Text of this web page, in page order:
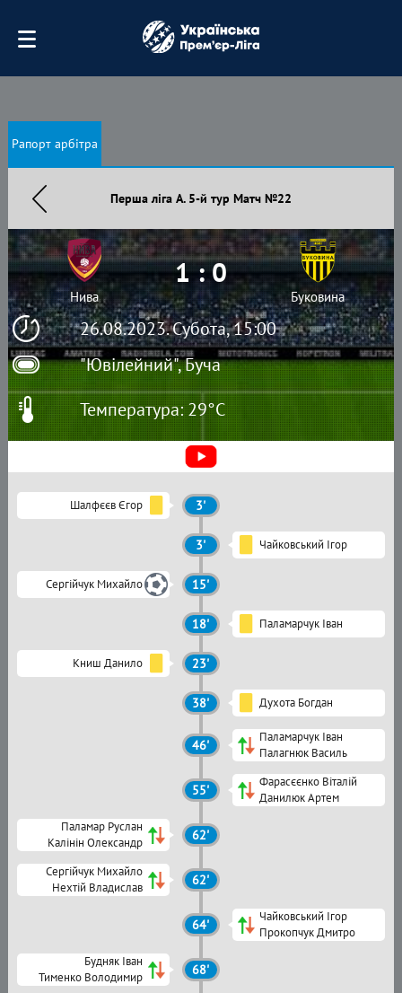
Рапорт арбітра
Перша ліга А. 5-й тур Матч №22
26.08.2023. Субота, 15:00
"Ювілейний", Буча
Нива
1 : 0
Буковина
Температура: 29°C
Шалфєєв Єгор 3'
3' Чайковський Ігор
Сергійчук Михайло 15'
18' Паламарчук Іван
Книш Данило 23'
38' Духота Богдан
46'
Паламарчук Іван
Палагнюк Василь
55'
Фарасєєнко Віталій
Данилюк Артем
Паламар Руслан
Калінін Олександр
62'
Сергійчук Михайло
Нехтій Владислав
62'
64'
Чайковський Ігор
Прокопчук Дмитро
Будняк Іван
Тименко Володимир
68'